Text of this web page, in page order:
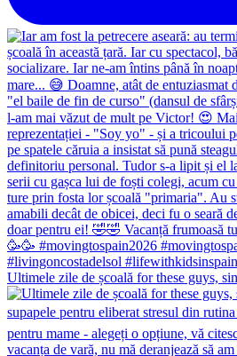
Ultimele zile de școală for these guys,